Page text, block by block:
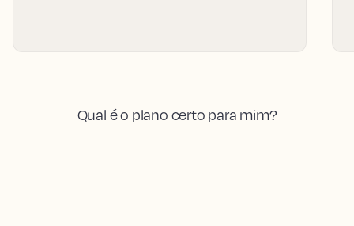
Qual é o plano certo para mim?